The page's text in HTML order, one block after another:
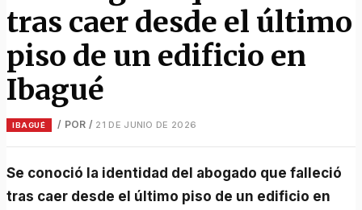
tras caer desde el último
piso de un edificio en
Ibagué
IBAGUÉ / POR / 21 DE JUNIO DE 2026
Se conoció la identidad del abogado que falleció
tras caer desde el último piso de un edificio en